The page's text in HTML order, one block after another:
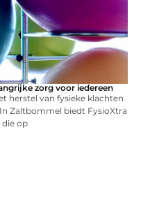
zorg voor iedereen
herstel van fysieke klachten
Zaltbommel biedt FysioXtra
die op